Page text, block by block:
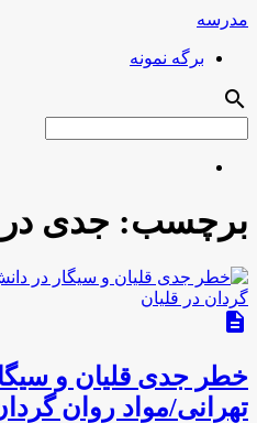
مدرسه
برگه نمونه
search
برچسب: جدی در
description
خطر جدی قلیان و
تهرانی/مواد روان